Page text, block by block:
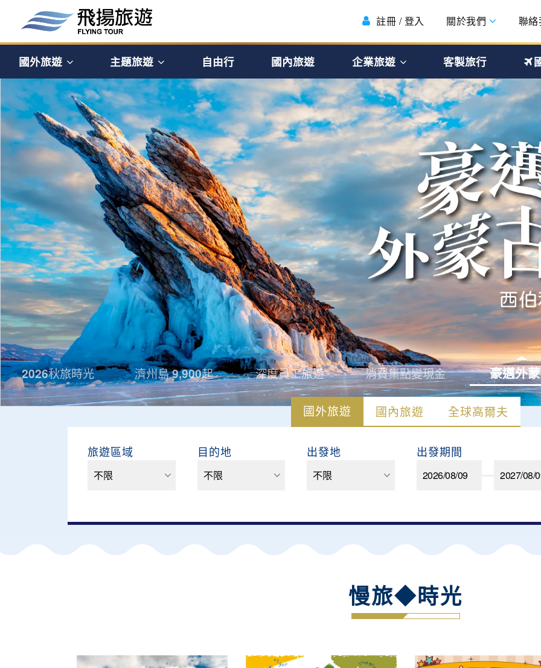
註冊 / 登入 關於我們 聯
國外旅遊 主題旅遊 自由行 國內旅遊 企業旅遊 客製旅行
2026秋旅時光 濟州島 9,900起 深度員工旅遊 消費集點變現金 豪邁外
國外旅遊 國內旅遊 全球高爾夫
旅遊區域 目的地 出發地 出發期間
慢旅◆時光